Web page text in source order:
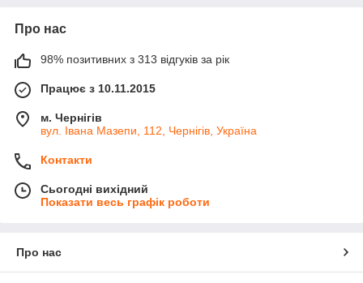
Про нас
98% позитивних з 313 відгуків за рік
Працює з 10.11.2015
м. Чернігів
вул. Івана Мазепи, 112, Чернігів, Україна
Контакти
Сьогодні вихідний
Показати весь графік роботи
Про нас